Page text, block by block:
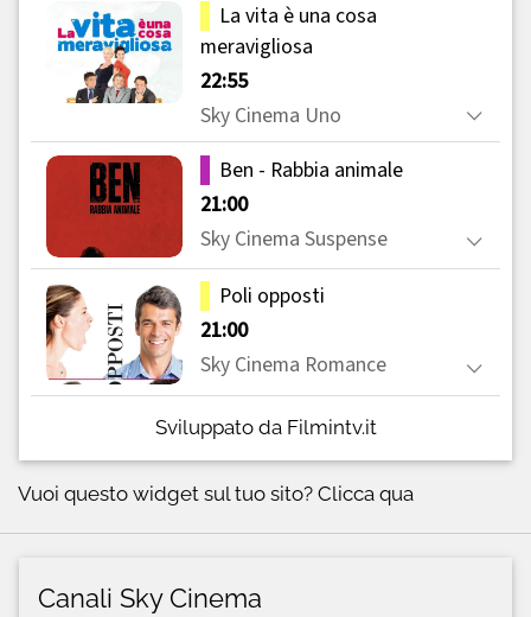
Sviluppato da Filmintv.it
Vuoi questo widget sul tuo sito? Clicca qua
Canali Sky Cinema